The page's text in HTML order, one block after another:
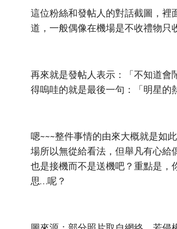
這位粉絲和發帖人的對話截圖，裡
道，一般偶像在機場是不收禮物只
再來就是發帖人表示：「不知道會
得嗚哇的就是最後一句：「明星的
嗯~~~整件事情的由來大概就是如
場所以無從給看法，但舉凡有心
也是接機而不是送機吧？重點是
思…呢？